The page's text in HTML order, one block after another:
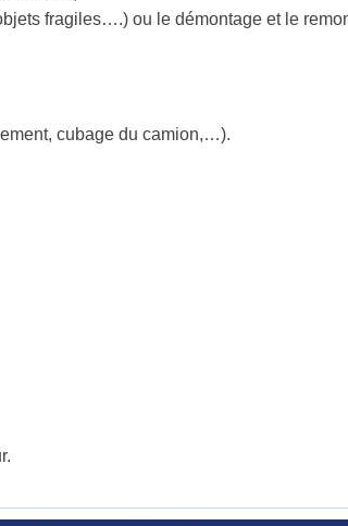
fragiles….) ou le démontage et le
cubage du camion,…).